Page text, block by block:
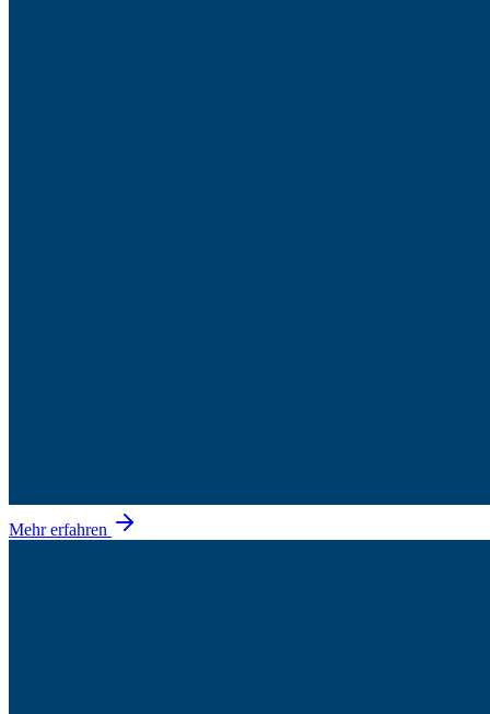
Mehr erfahren